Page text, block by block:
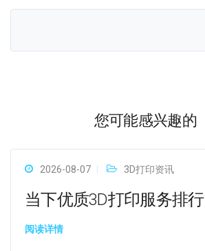
您可能感兴趣的
2026-08-07 3D打印资讯
当下优质3D打印服务排行
阅读详情